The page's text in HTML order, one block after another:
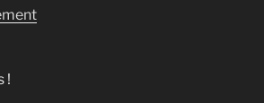
!